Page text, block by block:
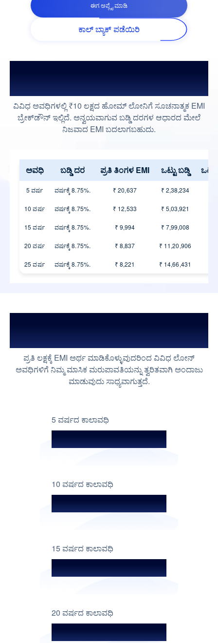
ಈಗ ಅಪ್ಲೈ ಮಾಡಿ
ಕಾಲ್ ಬ್ಯಾಕ್ ಪಡೆಯಿರಿ
ವಿವಿಧ ಅವಧಿಗಳಲ್ಲಿ ₹10 ಲಕ್ಷದ ಹೋಮ್ ಲೋನಿಗೆ ಸೂಚನಾತ್ಮಕ EMI
ಬ್ರೇಕ್‌ಡೌನ್ ಇಲ್ಲಿದೆ. ಅನ್ವಯವಾಗುವ ಬಡ್ಡಿ ದರಗಳ ಆಧಾರದ ಮೇಲೆ
ನಿಜವಾದ EMI ಬದಲಾಗಬಹುದು.
ಅವಧಿ ಬಡ್ಡಿ ದರ ಪ್ರತಿ ತಿಂಗಳ EMI ಒಟ್ಟು ಬಡ್ಡಿ
5 ವರ್ಷ ವರ್ಷಕ್ಕೆ 8.75%. ₹ 20,637 ₹ 2,38,234
10 ವರ್ಷ ವರ್ಷಕ್ಕೆ 8.75%. ₹ 12,533 ₹ 5,03,921
15 ವರ್ಷ ವರ್ಷಕ್ಕೆ 8.75%. ₹ 9,994 ₹ 7,99,008
20 ವರ್ಷ ವರ್ಷಕ್ಕೆ 8.75%. ₹ 8,837 ₹ 11,20,906
25 ವರ್ಷ ವರ್ಷಕ್ಕೆ 8.75%. ₹ 8,221 ₹ 14,66,431
ಪ್ರತಿ ಲಕ್ಷಕ್ಕೆ EMI ಅರ್ಥ ಮಾಡಿಕೊಳ್ಳುವುದರಿಂದ ವಿವಿಧ ಲೋನ್
ಅವಧಿಗಳಿಗೆ ನಿಮ್ಮ ಮಾಸಿಕ ಮರುಪಾವತಿಯನ್ನು ತ್ವರಿತವಾಗಿ ಅಂದಾಜು
ಮಾಡುವುದು ಸಾಧ್ಯವಾಗುತ್ತದೆ.
5 ವರ್ಷದ ಕಾಲಾವಧಿ
ಪ್ರತಿ ಲಕ್ಷಕ್ಕೆ ₹ 2,063
10 ವರ್ಷದ ಕಾಲಾವಧಿ
ಪ್ರತಿ ಲಕ್ಷಕ್ಕೆ ₹ 1,253
15 ವರ್ಷದ ಕಾಲಾವಧಿ
ಪ್ರತಿ ಲಕ್ಷಕ್ಕೆ ₹ 999
20 ವರ್ಷದ ಕಾಲಾವಧಿ
ಪ್ರತಿ ಲಕ್ಷಕ್ಕೆ ₹ 883